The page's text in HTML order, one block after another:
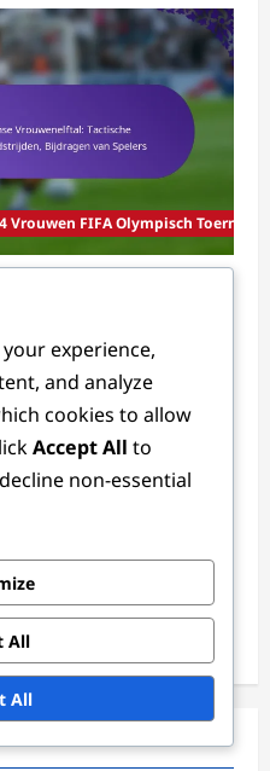
FIFA Olympisch Toernooi
Bijdragen van
0
experience,
and analyze
cookies to allow
Accept All to
non-essential
All
All